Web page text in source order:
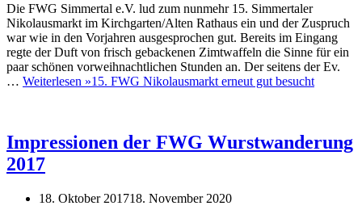
Die FWG Simmertal e.V. lud zum nunmehr 15. Simmertaler
Nikolausmarkt im Kirchgarten/Alten Rathaus ein und der Zuspruch
war wie in den Vorjahren ausgesprochen gut. Bereits im Eingang
regte der Duft von frisch gebackenen Zimtwaffeln die Sinne für ein
paar schönen vorweihnachtlichen Stunden an. Der seitens der Ev.
… Weiterlesen »15. FWG Nikolausmarkt erneut gut besucht
Impressionen der FWG Wurstwanderung
2017
18. Oktober 201718. November 2020